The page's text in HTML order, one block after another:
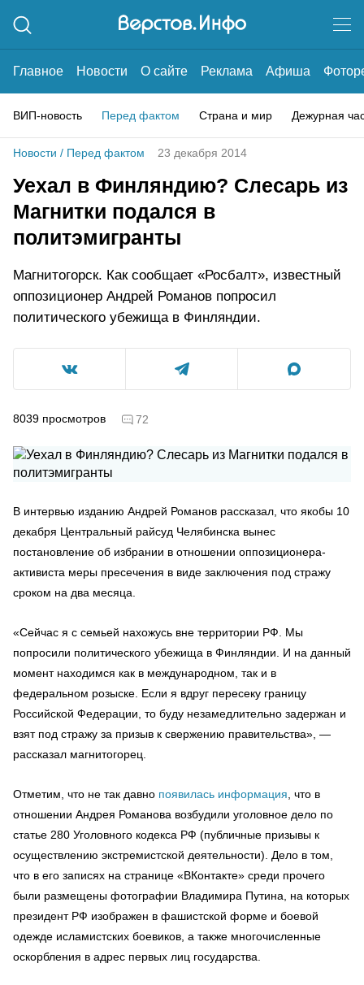
Главное Новости О сайте Реклама Афиша
ВИП-новость Перед фактом Страна и мир Дежурная
Новости / Перед фактом 23 декабря 2014
Уехал в Финляндию? Слесарь из
Магнитки подался в
политэмигранты
Магнитогорск. Как сообщает «Росбалт», известный
оппозиционер Андрей Романов попросил
политического убежища в Финляндии.
8039 просмотров 72
В интервью изданию Андрей Романов рассказал, что якобы 10
декабря Центральный райсуд Челябинска вынес
постановление об избрании в отношении оппозиционера-
активиста меры пресечения в виде заключения под стражу
сроком на два месяца.
«Сейчас я с семьей нахожусь вне территории РФ. Мы
попросили политического убежища в Финляндии. И на данный
момент находимся как в международном, так и в
федеральном розыске. Если я вдруг пересеку границу
Российской Федерации, то буду незамедлительно задержан и
взят под стражу за призыв к свержению правительства», —
рассказал магнитогорец.
Отметим, что не так давно появилась информация , что в
отношении Андрея Романова возбудили уголовное дело по
статье 280 Уголовного кодекса РФ (публичные призывы к
осуществлению экстремистской деятельности). Дело в том,
что в его записях на странице «ВКонтакте» среди прочего
были размещены фотографии Владимира Путина, на которых
президент РФ изображен в фашистской форме и боевой
одежде исламистских боевиков, а также многочисленные
оскорбления в адрес первых лиц государства.